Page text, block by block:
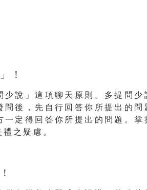
！
說」這項聊天原則。多提問少
後，先自行回答你所提出的問
定得回答你所提出的問題。掌
之疑慮。